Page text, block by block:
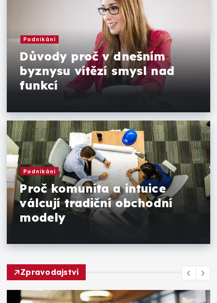
Podnikání
Důvody proč v dnešním
byznysu vítězí smysl nad
funkcí
Podnikání
Proč komunita a intuice
válcují tradiční obchodní
modely
Zpravodajství